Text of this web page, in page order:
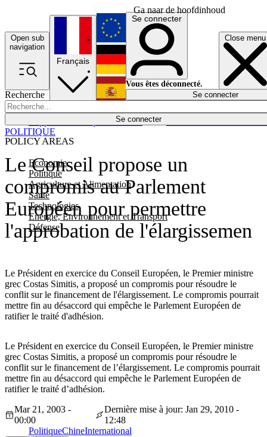
Ga naar de hoofdinhoud
Open sub
navigation
Close menu
Recherche
Se connecter
POLICY AREAS
Economie
Politique
Agriculture et Alimentation
Santé
Technologies
Energie, Environnement et Transport
Défense
Économie
Français
English
Deutsch
Español
Se connecter
Vous êtes déconnecté.
Se connecter
Le Conseil propose un
compromis au Parlement
Européen pour permettre
l'approbation de l'élargissemen
Le Président en exercice du Conseil Européen, le Premier ministre
grec Costas Simitis, a proposé un compromis pour résoudre le
conflit sur le financement de l'élargissement. Le compromis pourrait
mettre fin au désaccord qui empêche le Parlement Européen de
ratifier le traité d'adhésion.
POLITIQUE
Le Président en exercice du Conseil Européen, le Premier ministre
grec Costas Simitis, a proposé un compromis pour résoudre le
conflit sur le financement de l’élargissement. Le compromis pourrait
mettre fin au désaccord qui empêche le Parlement Européen de
ratifier le traité d’adhésion.
Mar 21, 2003 -
00:00
Dernière mise à jour: Jan 29, 2010 -
12:48
PolitiqueChineInternational